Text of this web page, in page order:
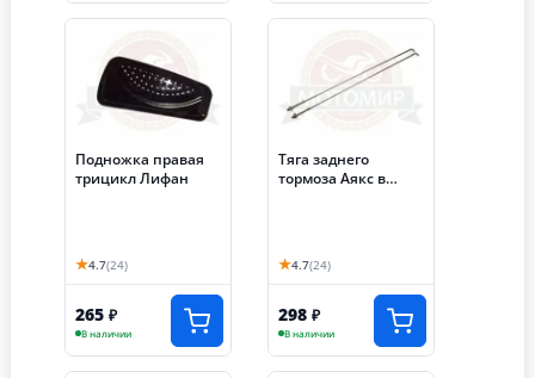
Подножка правая
трицикл Лифан
★4.7(24)
265 ₽
В наличии
Тяга заднего
тормоза Аякс в
★4.7(24)
298 ₽
В наличии